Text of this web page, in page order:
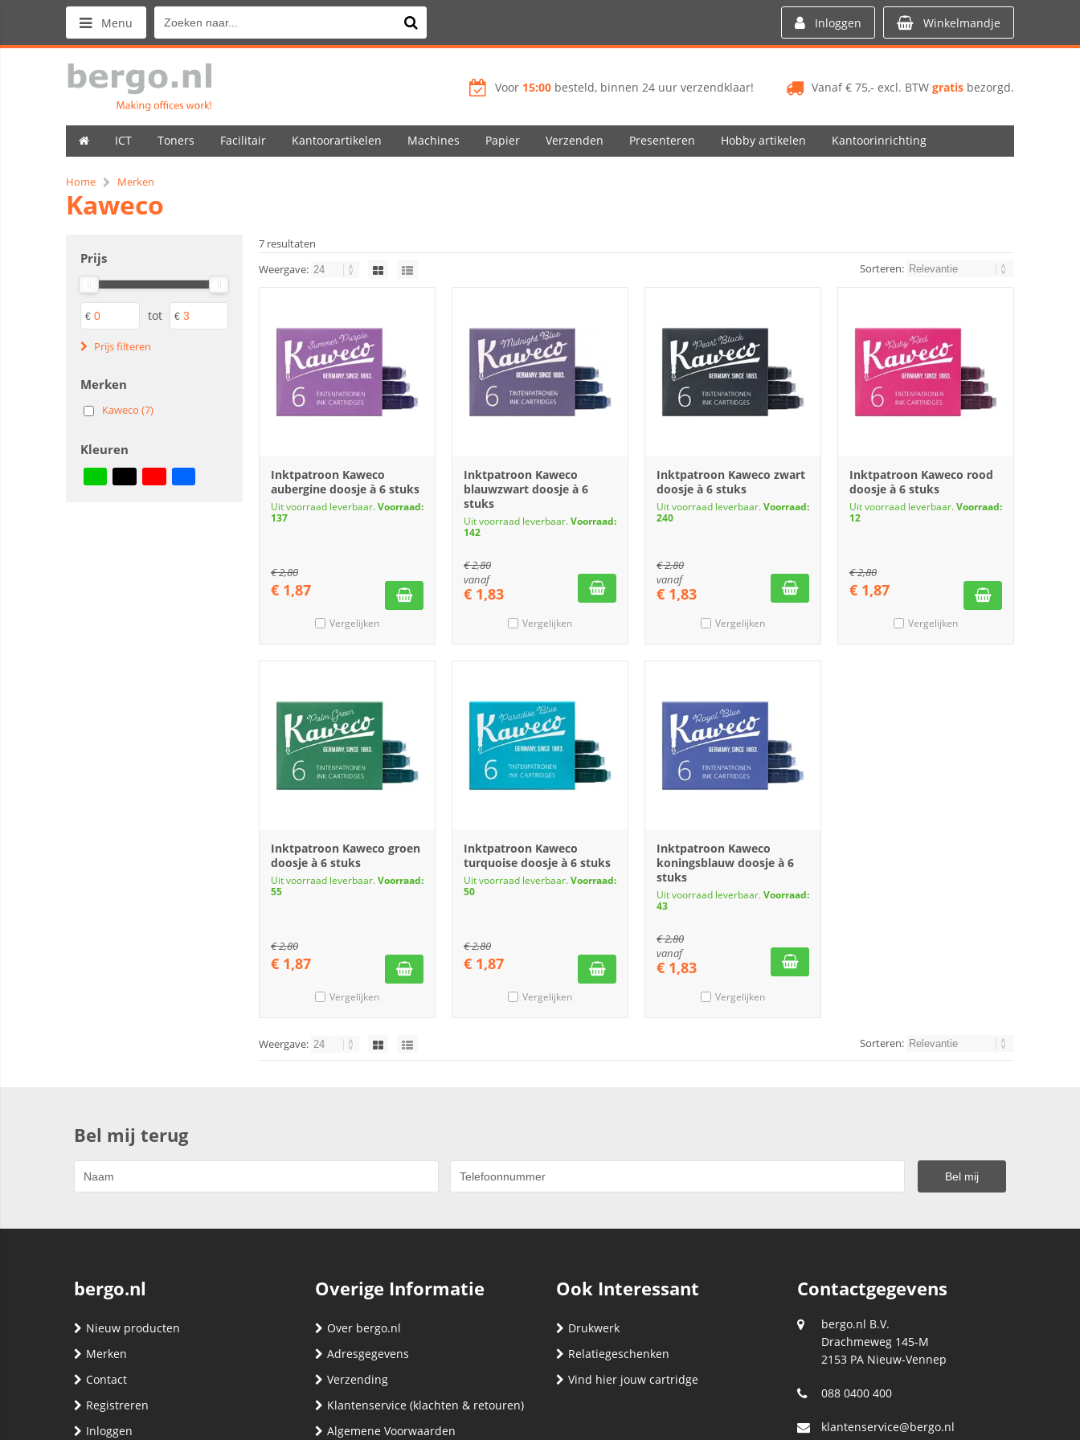
Menu Inloggen Winkelmandje
Vanaf € 75,- excl. BTW gratis bezorgd.
Voor 15:00 besteld, binnen 24 uur verzendklaar!
ICT Toners Facilitair Kantoorartikelen Machines Papier Verzenden Presenteren Hobby artikelen Kantoorinrichting
Home Merken
Kaweco
Prijs
€ tot €
Prijs filteren
Merken
Kaweco (7)
Kleuren
7 resultaten
Weergave:
Sorteren:
Inktpatroon Kaweco
aubergine doosje à 6 stuks
Uit voorraad leverbaar.Voorraad:
137
€2,80
€ 1,87
Vergelijken
Inktpatroon Kaweco
blauwzwart doosje à 6
stuks
Uit voorraad leverbaar.Voorraad:
142
€2,80
vanaf
€ 1,83
Vergelijken
Inktpatroon Kaweco zwart
doosje à 6 stuks
Uit voorraad leverbaar.Voorraad:
240
€2,80
vanaf
€ 1,83
Vergelijken
Inktpatroon Kaweco rood
doosje à 6 stuks
Uit voorraad leverbaar.Voorraad:
12
€2,80
€ 1,87
Vergelijken
Inktpatroon Kaweco groen
doosje à 6 stuks
Uit voorraad leverbaar.Voorraad:
55
€2,80
€ 1,87
Vergelijken
Inktpatroon Kaweco
turquoise doosje à 6 stuks
Uit voorraad leverbaar.Voorraad:
50
€2,80
€ 1,87
Vergelijken
Inktpatroon Kaweco
koningsblauw doosje à 6
stuks
Uit voorraad leverbaar.Voorraad:
43
€2,80
vanaf
€ 1,83
Vergelijken
Weergave: Sorteren:
Bel mij terug
bergo.nl
Nieuw producten
Merken
Contact
Registreren
Inloggen
Overige Informatie
Over bergo.nl
Adresgegevens
Verzending
Klantenservice (klachten & retouren)
Algemene Voorwaarden
Ook Interessant
Drukwerk
Relatiegeschenken
Vind hier jouw cartridge
Contactgegevens
bergo.nl B.V.
Drachmeweg 145-M
2153 PA Nieuw-Vennep
088 0400 400
klantenservice@bergo.nl